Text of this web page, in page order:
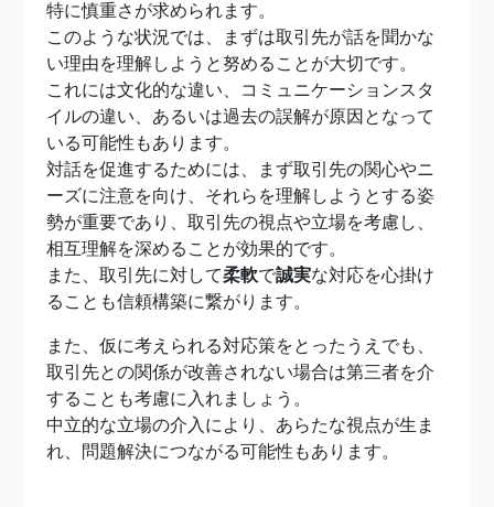
特に慎重さが求められます。
このような状況では、まずは取引先が話を聞かな
い理由を理解しようと努めることが大切です。
これには文化的な違い、コミュニケーションスタ
イルの違い、あるいは過去の誤解が原因となって
いる可能性もあります。
対話を促進するためには、まず取引先の関心やニ
ーズに注意を向け、それらを理解しようとする姿
勢が重要であり、取引先の視点や立場を考慮し、
相互理解を深めることが効果的です。
また、取引先に対して柔軟で誠実な対応を心掛け
ることも信頼構築に繋がります。
また、仮に考えられる対応策をとったうえでも、
取引先との関係が改善されない場合は第三者を介
することも考慮に入れましょう。
中立的な立場の介入により、あらたな視点が生ま
れ、問題解決につながる可能性もあります。